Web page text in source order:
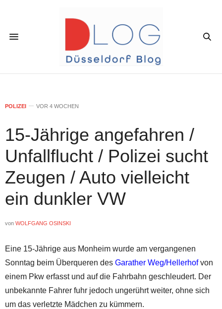
POLIZEI VOR 4 WOCHEN
15-Jährige angefahren /
Unfallflucht / Polizei sucht
Zeugen / Auto vielleicht
ein dunkler VW
von WOLFGANG OSINSKI
Eine 15-Jährige aus Monheim wurde am vergangenen
Sonntag beim Überqueren des Garather Weg/Hellerhofvon
einem Pkw erfasst und auf die Fahrbahn geschleudert. Der
unbekannte Fahrer fuhr jedoch ungerührt weiter, ohne sich
um das verletzte Mädchen zu kümmern.